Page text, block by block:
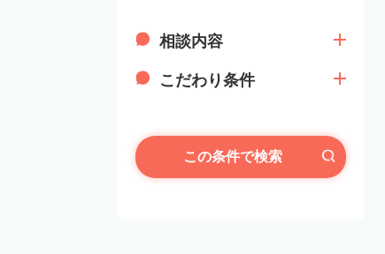
相談内容
こだわり条件
この条件で検索